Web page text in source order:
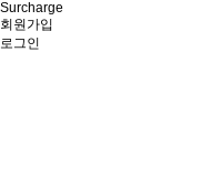
Surcharge
회원가입
로그인